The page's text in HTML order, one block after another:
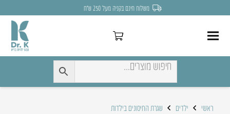
לחצו כאן להנחה של 7% לקניה הראשונה
ראשי ילדים שגרת החיסונים בילדות